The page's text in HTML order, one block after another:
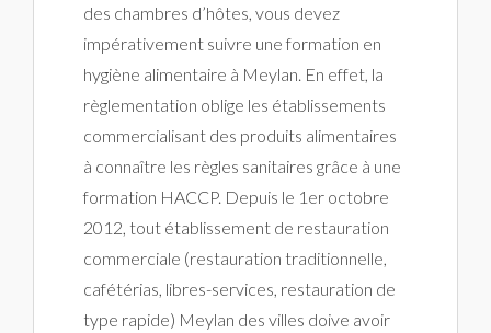
des chambres d’hôtes, vous devez
impérativement suivre une formation en
hygiène alimentaire à Meylan. En effet, la
règlementation oblige les établissements
commercialisant des produits alimentaires
à connaître les règles sanitaires grâce à une
formation HACCP. Depuis le 1er octobre
2012, tout établissement de restauration
commerciale (restauration traditionnelle,
cafétérias, libres-services, restauration de
type rapide) Meylan des villes doive avoir